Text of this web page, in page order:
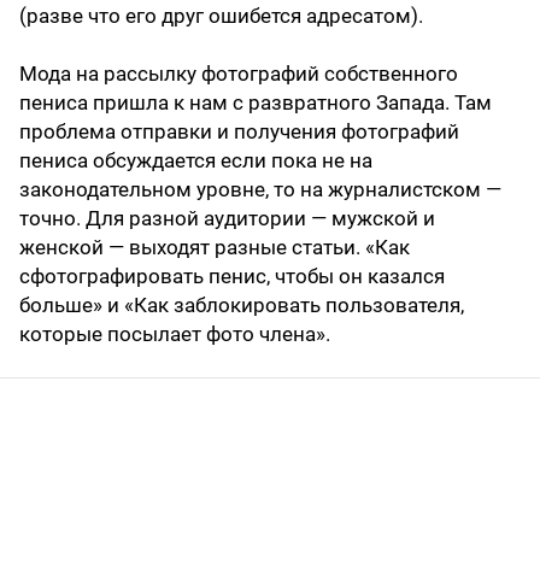
(разве что его друг ошибется адресатом).
Мода на рассылку фотографий собственного
пениса пришла к нам с развратного Запада. Там
проблема отправки и получения фотографий
пениса обсуждается если пока не на
законодательном уровне, то на журналистском —
точно. Для разной аудитории — мужской и
женской — выходят разные статьи. «Как
сфотографировать пенис, чтобы он казался
больше» и «Как заблокировать пользователя,
которые посылает фото члена».